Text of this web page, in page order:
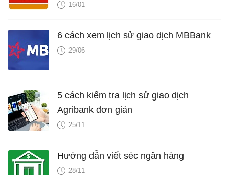
16/01
6 cách xem lịch sử giao dịch MBBank
29/06
5 cách kiểm tra lịch sử giao dịch
Agribank đơn giản
25/11
Hướng dẫn viết séc ngân hàng
28/11